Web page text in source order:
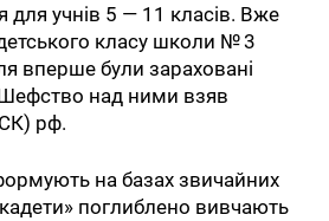
учнів 5 — 11 класів. Вже
класу школи № 3
вперше були зараховані
над ними взяв
рф.
на базах звичайних
кадети» поглиблено вивчають